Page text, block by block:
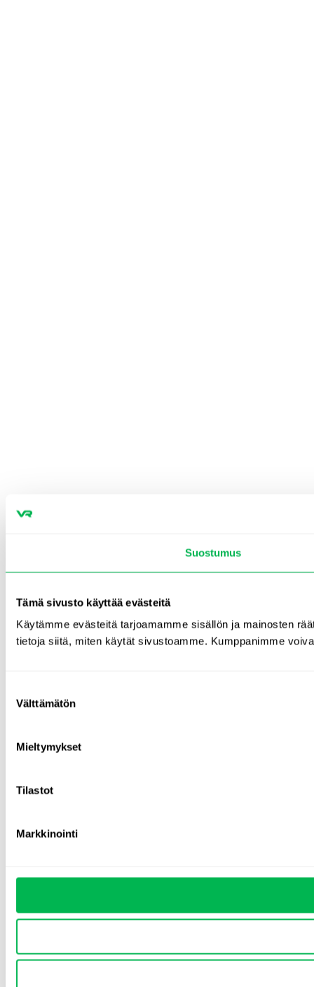
Suostumus
Tämä sivusto käyttää evästeitä
Käytämme evästeitä tarjoamamme sisällön ja mainosten
tietoja siitä, miten käytät sivustoamme. Kumppanimme
valinta
Välttämätön
Mieltymykset
Tilastot
Markkinointi